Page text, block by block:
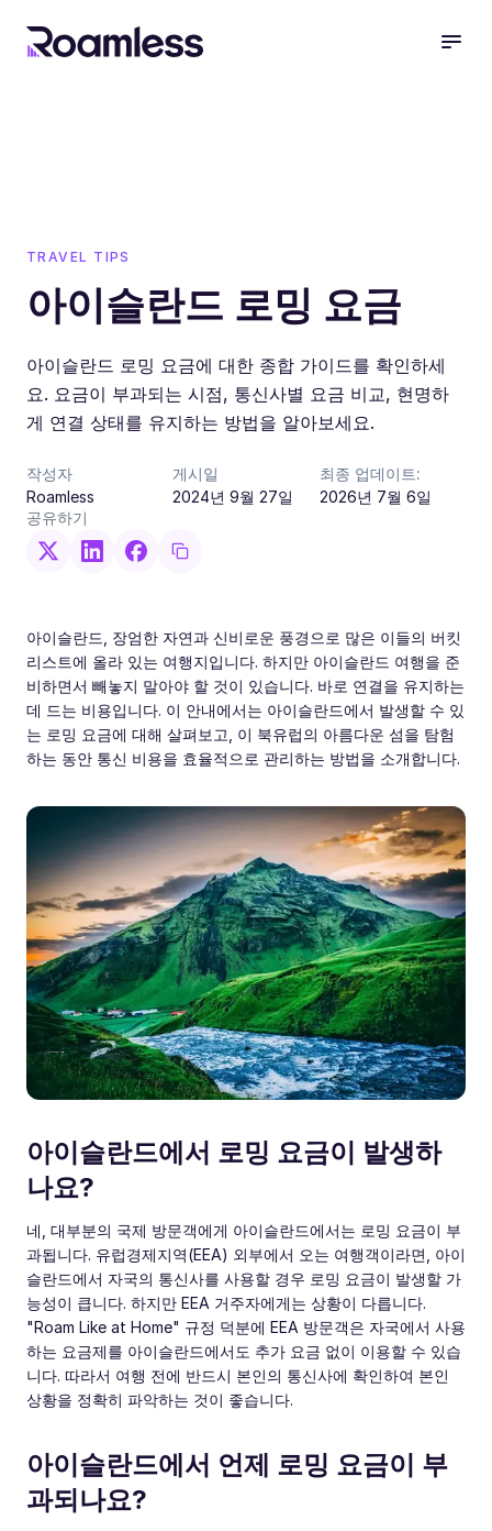
TRAVEL TIPS
아이슬란드 로밍 요금
아이슬란드 로밍 요금에 대한 종합 가이드를 확인하세
요. 요금이 부과되는 시점, 통신사별 요금 비교, 현명하
게 연결 상태를 유지하는 방법을 알아보세요.
작성자
Roamless
게시일
2024년 9월 27일
최종 업데이트:
2026년 7월 6일
공유하기
아이슬란드, 장엄한 자연과 신비로운 풍경으로 많은 이들의 버킷
리스트에 올라 있는 여행지입니다. 하지만 아이슬란드 여행을 준
비하면서 빼놓지 말아야 할 것이 있습니다. 바로 연결을 유지하는
데 드는 비용입니다. 이 안내에서는 아이슬란드에서 발생할 수 있
는 로밍 요금에 대해 살펴보고, 이 북유럽의 아름다운 섬을 탐험
하는 동안 통신 비용을 효율적으로 관리하는 방법을 소개합니다.
아이슬란드에서 로밍 요금이 발생하
나요?
네, 대부분의 국제 방문객에게 아이슬란드에서는 로밍 요금이 부
과됩니다. 유럽경제지역(EEA) 외부에서 오는 여행객이라면, 아이
슬란드에서 자국의 통신사를 사용할 경우 로밍 요금이 발생할 가
능성이 큽니다. 하지만 EEA 거주자에게는 상황이 다릅니다.
"Roam Like at Home" 규정 덕분에 EEA 방문객은 자국에서 사용
하는 요금제를 아이슬란드에서도 추가 요금 없이 이용할 수 있습
니다. 따라서 여행 전에 반드시 본인의 통신사에 확인하여 본인
상황을 정확히 파악하는 것이 좋습니다.
아이슬란드에서 언제 로밍 요금이 부
과되나요?